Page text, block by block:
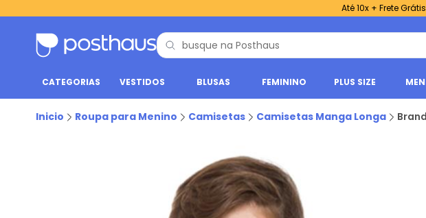
Até 10x + Frete
CATEGORIAS VESTIDOS BLUSAS FEMININO PLUS SIZE
Inicio Roupa para Menino Camisetas Camisetas Manga Longa